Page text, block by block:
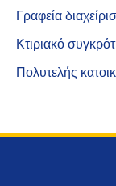
Γραφεία
Κτιριακό
Πολυτελής